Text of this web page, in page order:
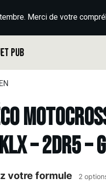
Merci de votre
Pub
Motocross
– 2DR5 –
votre formule 2